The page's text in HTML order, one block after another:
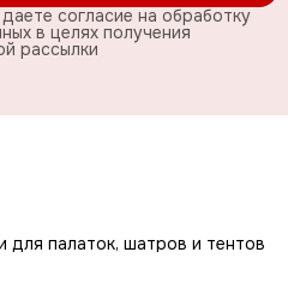
согласие на обработку
в целях получения
рассылки
для палаток, шатров и тентов